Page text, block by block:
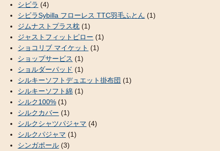
シビラ (4)
シビラSybilla フローレス TTC羽毛ふとん (1)
ジムナストプラス枕 (1)
ジャストフィットピロー (1)
ショコリブ マイケット (1)
ショップサービス (1)
ショルダーパッド (1)
シルキーソフトデュエット掛布団 (1)
シルキーソフト綿 (1)
シルク100% (1)
シルクカバー (1)
シルクシャツパジャマ (4)
シルクパジャマ (1)
シンガポール (3)